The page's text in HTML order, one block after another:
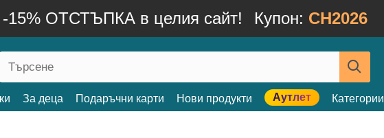
-15% ОТСТЪПКА в целия сайт! Купон: CH2026
За деца Подаръчни карти Нови продукти Аутлет Категории